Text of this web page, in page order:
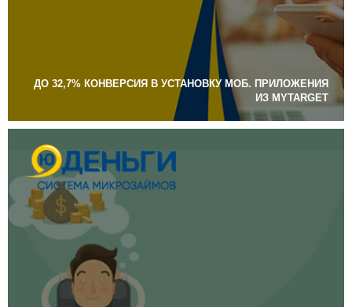
ДО 32,7% КОНВЕРСИЯ В УСТАНОВКУ МОБ. ПРИЛОЖЕНИЯ
ИЗ MYTARGET